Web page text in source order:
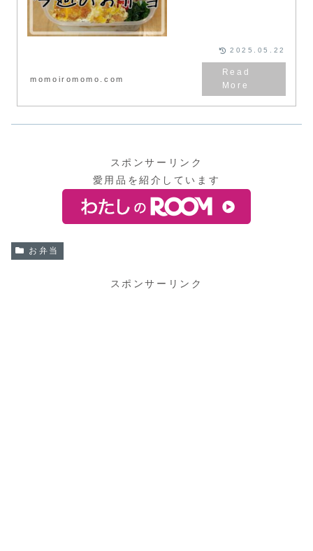
momoiromomo.com
2025.05.22
スポンサーリンク
愛用品を紹介しています
お弁当
スポンサーリンク